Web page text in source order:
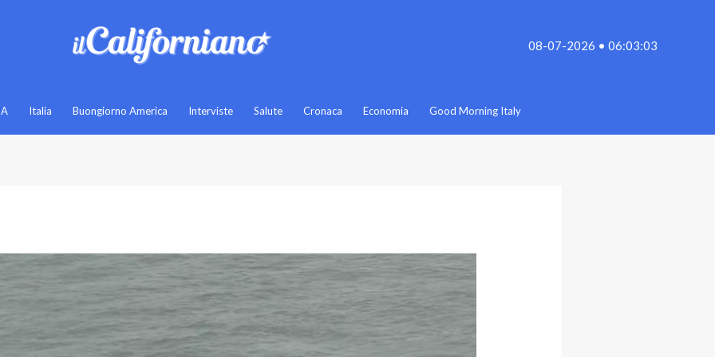
08-07-2026 • 06:03:03
Italia Buongiorno America Interviste Salute Cronaca Economia Good Morning Italy